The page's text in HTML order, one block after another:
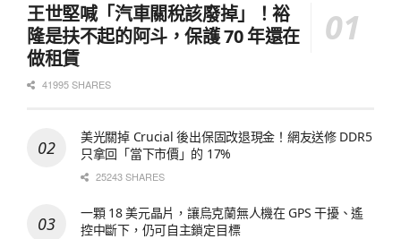
王世堅喊「汽車關稅該廢掉」！裕
隆是扶不起的阿斗，保護 70 年還在
做租賃
41995 SHARES
美光關掉 Crucial 後出保固改退現金！網友送修 DDR5
只拿回「當下市價」的 17%
25243 SHARES
一顆 18 美元晶片，讓烏克蘭無人機在 GPS 干擾、遙
控中斷下，仍可自主鎖定目標